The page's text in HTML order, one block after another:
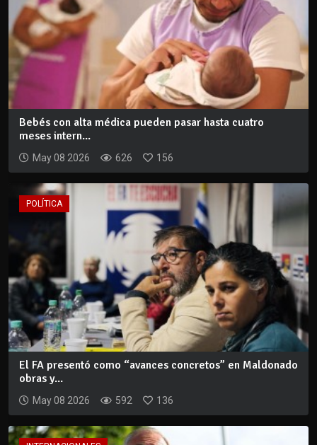
Bebés con alta médica pueden pasar hasta cuatro
meses intern...
May 08 2026 626 156
POLÍTICA
El FA presentó como “avances concretos” en Maldonado
obras y...
May 08 2026 592 136